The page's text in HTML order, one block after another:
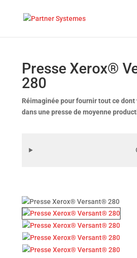
Presse Xerox®
280
Réimaginée pour fournir tout ce dont
dans une presse de moyenne